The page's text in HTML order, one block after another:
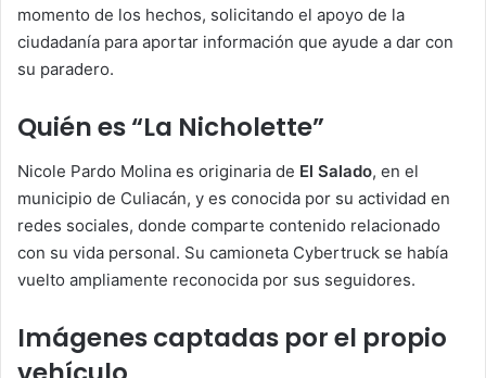
momento de los hechos, solicitando el apoyo de la
ciudadanía para aportar información que ayude a dar con
su paradero.
Quién es “La Nicholette”
Nicole Pardo Molina es originaria de El Salado, en el
municipio de Culiacán, y es conocida por su actividad en
redes sociales, donde comparte contenido relacionado
con su vida personal. Su camioneta Cybertruck se había
vuelto ampliamente reconocida por sus seguidores.
Imágenes captadas por el propio